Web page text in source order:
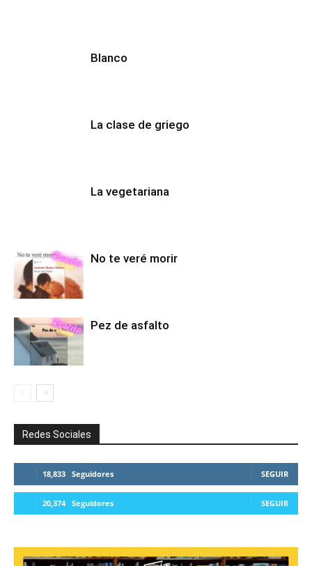
Blanco
La clase de griego
La vegetariana
No te veré morir
Pez de asfalto
Redes Sociales
18,833 Seguidores SEGUIR
20,374 Seguidores SEGUIR